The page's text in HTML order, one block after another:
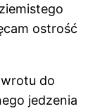
ostrość
do
jedzenia